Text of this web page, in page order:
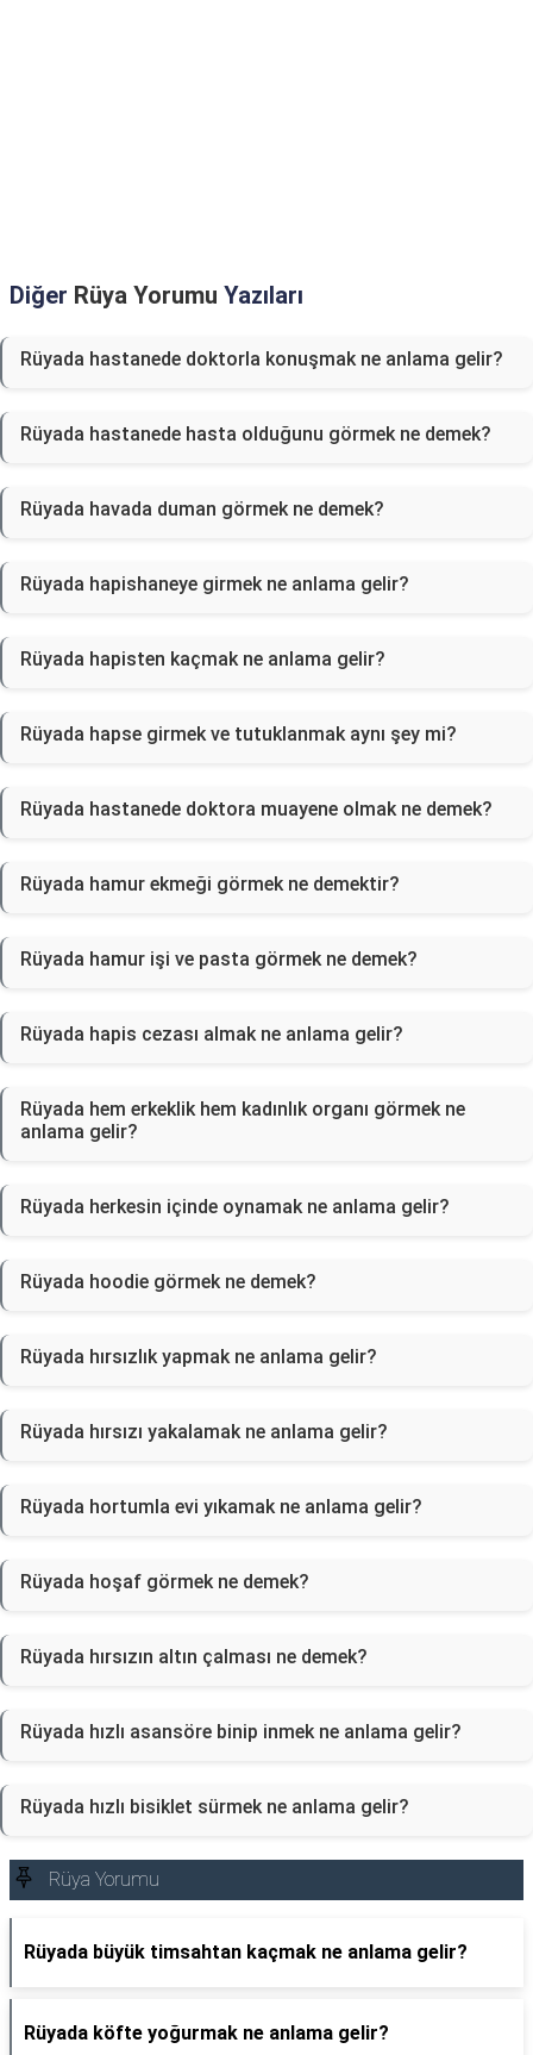
Diğer Rüya Yorumu Yazıları
Rüyada hastanede doktorla konuşmak ne anlama gelir?
Rüyada hastanede hasta olduğunu görmek ne demek?
Rüyada havada duman görmek ne demek?
Rüyada hapishaneye girmek ne anlama gelir?
Rüyada hapisten kaçmak ne anlama gelir?
Rüyada hapse girmek ve tutuklanmak aynı şey mi?
Rüyada hastanede doktora muayene olmak ne demek?
Rüyada hamur ekmeği görmek ne demektir?
Rüyada hamur işi ve pasta görmek ne demek?
Rüyada hapis cezası almak ne anlama gelir?
Rüyada hem erkeklik hem kadınlık organı görmek ne
anlama gelir?
Rüyada herkesin içinde oynamak ne anlama gelir?
Rüyada hoodie görmek ne demek?
Rüyada hırsızlık yapmak ne anlama gelir?
Rüyada hırsızı yakalamak ne anlama gelir?
Rüyada hortumla evi yıkamak ne anlama gelir?
Rüyada hoşaf görmek ne demek?
Rüyada hırsızın altın çalması ne demek?
Rüyada hızlı asansöre binip inmek ne anlama gelir?
Rüyada hızlı bisiklet sürmek ne anlama gelir?
Rüya Yorumu
Rüyada büyük timsahtan kaçmak ne anlama gelir?
Rüyada köfte yoğurmak ne anlama gelir?